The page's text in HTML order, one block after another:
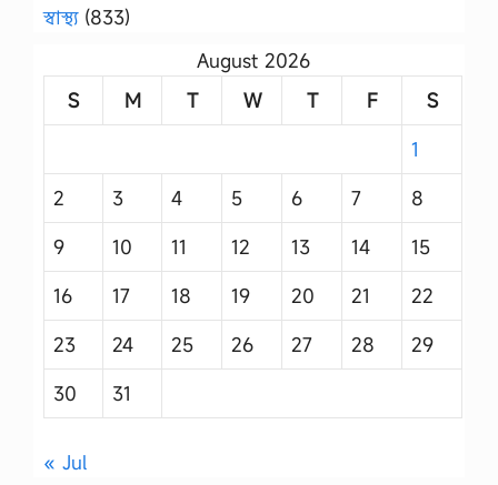
স্বাস্থ্য(833)
August 2026
S
M T W T F
S
1
2
3 4 5 6 7
8
9
10 11 12 13 14
15
16
17 18 19 20 21
22
23
24 25 26 27 28
29
30
31
« Jul